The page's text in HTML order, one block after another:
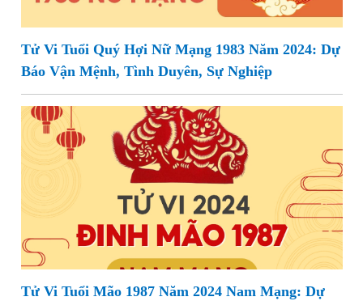
Tử Vi Tuổi Quý Hợi Nữ Mạng 1983 Năm 2024: Dự
Báo Vận Mệnh, Tình Duyên, Sự Nghiệp
Tử Vi Tuổi Mão 1987 Năm 2024 Nam Mạng: Dự